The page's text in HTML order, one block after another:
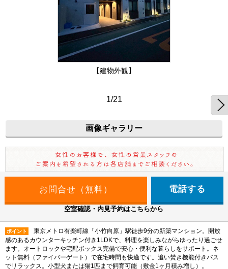
【建物外観】
1/21
画像ギャラリー
電話する
空室確認・内見予約はこちらから
ポイント
東京メトロ有楽町線「小竹向原」駅徒歩9分の新築マンション。開放
感のあるカウンターキッチン付き1LDKで、料理を楽しみながらゆったり過ごせ
ます。オートロックや宅配ボックス完備で安心・便利な暮らしをサポート。ネ
ット無料（ファイバーゲート）で在宅時間も快適です。追い焚き機能付きバス
でリラックス。小型犬または猫1匹まで飼育可能（敷金1ヶ月積み増し）。